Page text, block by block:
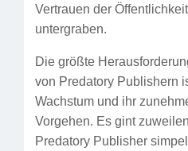
Vertrauen der
untergraben.
Die größte
von Predatory Publishern
Wachstum und ihr
Vorgehen. Es gint
Predatory Publisher